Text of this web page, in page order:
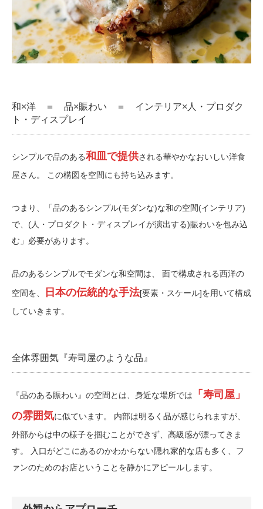
和×洋 ＝ 品×賑わい ＝ インテリア×人・プロダク
ト・ディスプレイ
シンプルで品のある和皿で提供される華やかなおいしい洋食
屋さん。
この構図を空間にも持ち込みます。
つまり、「品のあるシンプル(モダンな)な和の空間(インテリア)
で、(人・プロダクト・ディスプレイが演出する)賑わいを包み込
む」必要があります。
品のあるシンプルでモダンな和空間は、 面で構成される西洋の
空間を、 日本の伝統的な手法[要素・スケール]を用いて構成
していきます。
全体雰囲気『寿司屋のような品』
『品のある賑わい』の空間とは、身近な場所では
「寿司屋」
の雰囲気に似ています。
内部は明るく品が感じられますが、
外部からは中の様子を掴むことができず、高級感が漂ってきま
す。
入口がどこにあるのかわからない隠れ家的な店も多く、フ
ァンのためのお店ということを静かにアピールします。